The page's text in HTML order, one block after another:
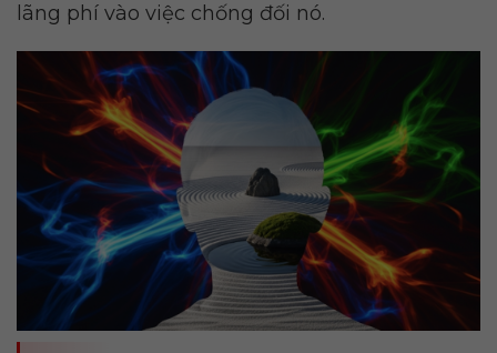
lãng phí vào việc chống đối nó.